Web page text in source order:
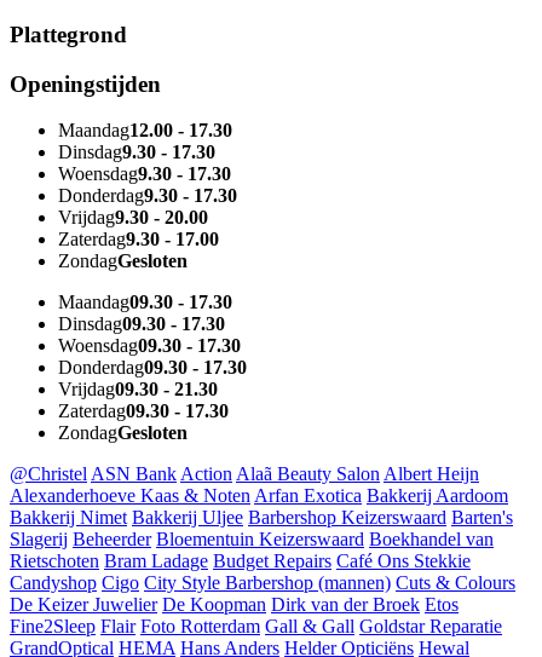
Plattegrond
Openingstijden
Maandag12.00 - 17.30
Dinsdag9.30 - 17.30
Woensdag9.30 - 17.30
Donderdag9.30 - 17.30
Vrijdag9.30 - 20.00
Zaterdag9.30 - 17.00
ZondagGesloten
Maandag09.30 - 17.30
Dinsdag09.30 - 17.30
Woensdag09.30 - 17.30
Donderdag09.30 - 17.30
Vrijdag09.30 - 21.30
Zaterdag09.30 - 17.30
ZondagGesloten
@Christel ASN Bank Action Alaã Beauty Salon Albert Heijn
Alexanderhoeve Kaas & Noten Arfan Exotica Bakkerij Aardoom
Bakkerij Nimet Bakkerij Uljee Barbershop Keizerswaard Barten's
Slagerij Beheerder Bloementuin Keizerswaard Boekhandel van
Rietschoten Bram Ladage Budget Repairs Café Ons Stekkie
Candyshop Cigo City Style Barbershop (mannen) Cuts & Colours
De Keizer Juwelier De Koopman Dirk van der Broek Etos
Fine2Sleep Flair Foto Rotterdam Gall & Gall Goldstar Reparatie
GrandOptical HEMA Hans Anders Helder Opticiëns Hewal